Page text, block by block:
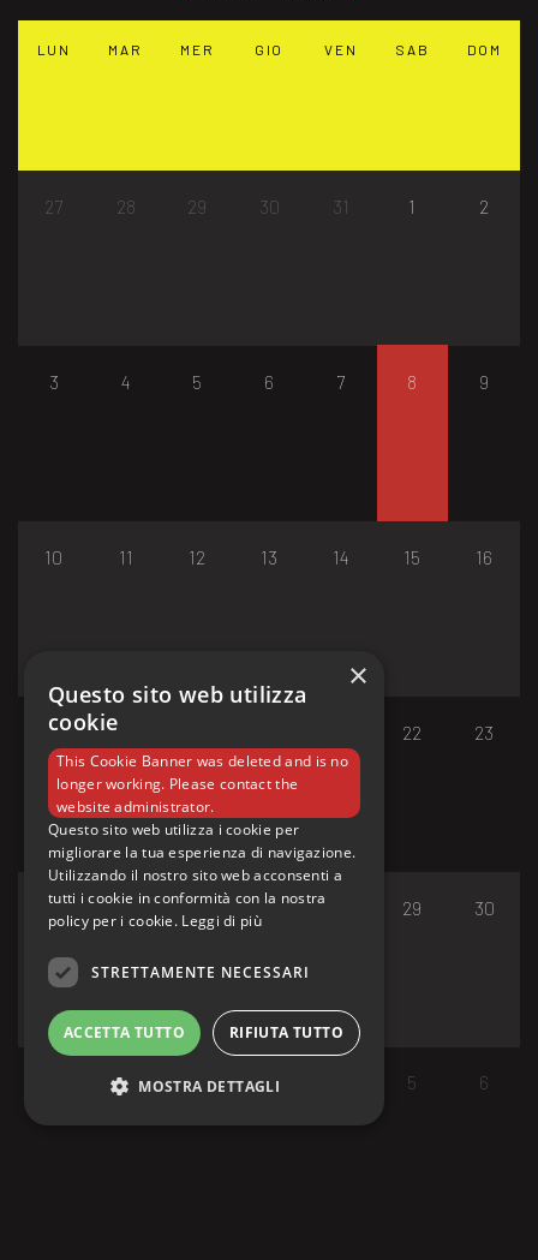
LUN MAR MER GIO VEN SAB DOM
27 28 29 30 31 1 2
3 4 5 6 7 8 9
10 11 12 13 14 15 16
17 18 22 23
24 25 26 27 29 30
1 2 3 5 6
×
Questo sito web utilizza
cookie
This Cookie Banner was deleted and is no
longer working. Please contact the
website administrator.
Questo sito web utilizza i cookie per
migliorare la tua esperienza di navigazione.
Utilizzando il nostro sito web acconsenti a
tutti i cookie in conformità con la nostra
policy per i cookie. Leggi di più
STRETTAMENTE NECESSARI
ACCETTA TUTTO RIFIUTA TUTTO
MOSTRA DETTAGLI